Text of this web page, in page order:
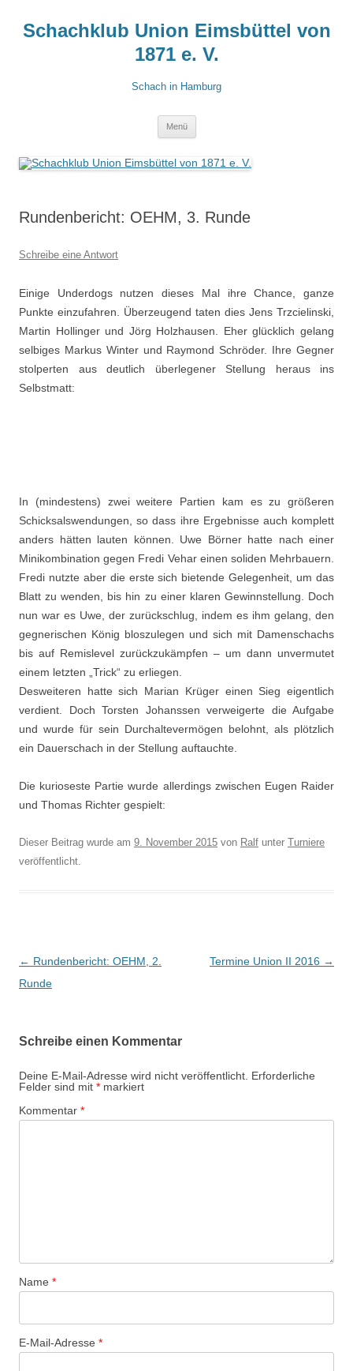
springen
Schachklub Union Eimsbüttel von
1871 e. V.
Schach in Hamburg
Menü
Rundenbericht: OEHM, 3. Runde
Schreibe eine Antwort
Einige Underdogs nutzen dieses Mal ihre Chance, ganze
Punkte einzufahren. Überzeugend taten dies Jens Trzcielinski,
Martin Hollinger und Jörg Holzhausen. Eher glücklich gelang
selbiges Markus Winter und Raymond Schröder. Ihre Gegner
stolperten aus deutlich überlegener Stellung heraus ins
Selbstmatt:
In (mindestens) zwei weitere Partien kam es zu größeren
Schicksalswendungen, so dass ihre Ergebnisse auch komplett
anders hätten lauten können. Uwe Börner hatte nach einer
Minikombination gegen Fredi Vehar einen soliden Mehrbauern.
Fredi nutzte aber die erste sich bietende Gelegenheit, um das
Blatt zu wenden, bis hin zu einer klaren Gewinnstellung. Doch
nun war es Uwe, der zurückschlug, indem es ihm gelang, den
gegnerischen König bloszulegen und sich mit Damenschachs
bis auf Remislevel zurückzukämpfen – um dann unvermutet
einem letzten „Trick“ zu erliegen.
Desweiteren hatte sich Marian Krüger einen Sieg eigentlich
verdient. Doch Torsten Johanssen verweigerte die Aufgabe
und wurde für sein Durchaltevermögen belohnt, als plötzlich
ein Dauerschach in der Stellung auftauchte.
Die kurioseste Partie wurde allerdings zwischen Eugen Raider
und Thomas Richter gespielt:
Dieser Beitrag wurde am 9. November 2015 von Ralf unter Turniere
veröffentlicht.
Beitragsnavigation
← Rundenbericht: OEHM, 2.
Runde
Termine Union II 2016 →
Schreibe einen Kommentar
Deine E-Mail-Adresse wird nicht veröffentlicht. Erforderliche
Felder sind mit * markiert
Kommentar *
Name *
E-Mail-Adresse *